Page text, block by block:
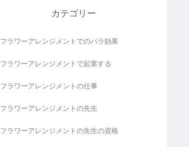
カテゴリー
フラワーアレンジメントでのバラ効果
フラワーアレンジメントで起業する
フラワーアレンジメントの仕事
フラワーアレンジメントの先生
フラワーアレンジメントの先生の資格